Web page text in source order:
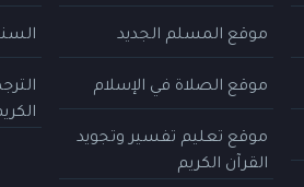
موقع المسلم الجديد
موقع الصلاة في الإسلام
موقع تعليم تفسير وتجويد
القرآن الكريم